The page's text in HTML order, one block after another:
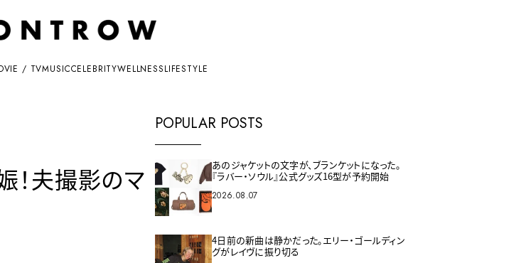
/ TVMUSICCELEBRITYWELLNESSLIFESTYLE
！夫撮影のマ
POPULAR POSTS
あのジャケットの文字が、ブランケットになった。
『ラバー・ソウル』公式グッズ16型が予約開始
2026.08.07
4日前の新曲は静かだった。エリー・ゴールディン
グがレイヴに振り切る